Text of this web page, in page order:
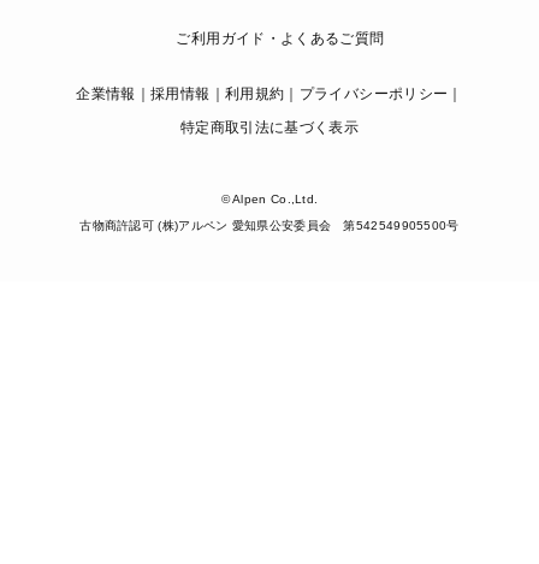
ご利用ガイド・よくあるご質問
企業情報 採用情報 利用規約
プライバシーポリシー
特定商取引法に基づく表示
© Alpen Co.,Ltd.
古物商許認可 (株)アルペン 愛知県公安委員会 第542549905500号